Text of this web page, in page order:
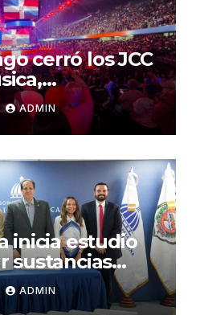
cerró los JCC
y alegría
ADMIN
inicia estudio
sustancias
conductores
ADMIN